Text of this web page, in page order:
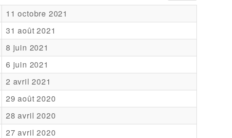
11 octobre 2021
31 août 2021
8 juin 2021
6 juin 2021
2 avril 2021
29 août 2020
28 avril 2020
27 avril 2020